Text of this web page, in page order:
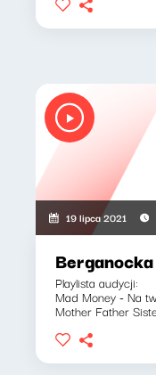
19 lipca 2021
Playlista audycji:
Mad Money - Na
Mother Father